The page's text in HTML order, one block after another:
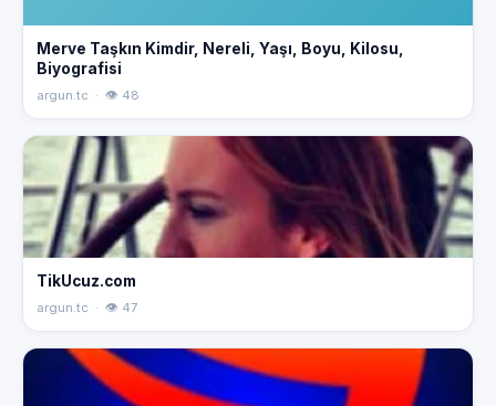
Merve Taşkın Kimdir, Nereli, Yaşı, Boyu, Kilosu,
Biyografisi
argun.tc · 👁 48
TikUcuz.com
argun.tc · 👁 47